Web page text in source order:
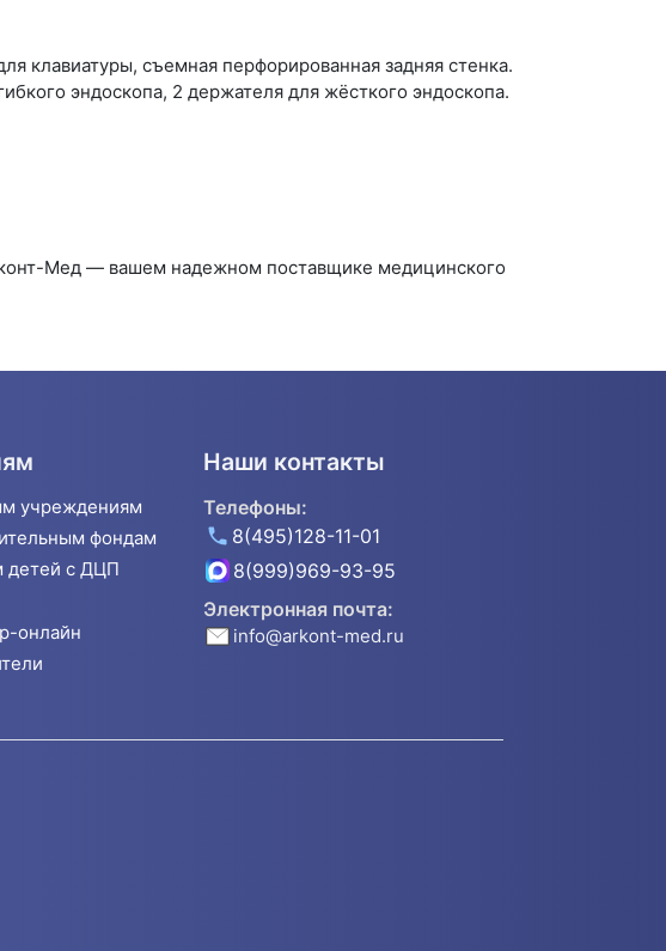
клавиатуры, съемная перфорированная задняя стенка.
эндоскопа, 2 держателя для жёсткого эндоскопа.
Мед — вашем надежном поставщике медицинского
учреждениям
фондам
детей с ДЦП
онлайн
Наши контакты
Телефоны:
8(495)128-11-01
8(999)969-93-95
Электронная почта:
info@arkont-med.ru